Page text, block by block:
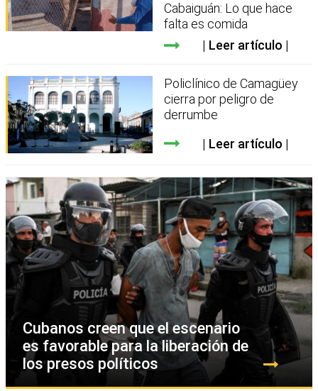
Cabaiguán: Lo que hace
falta es comida
Leer artículo
Policlínico de Camagüey
cierra por peligro de
derrumbe
Leer artículo
Cubanos creen que el escenario
es favorable para la liberación de
los presos políticos